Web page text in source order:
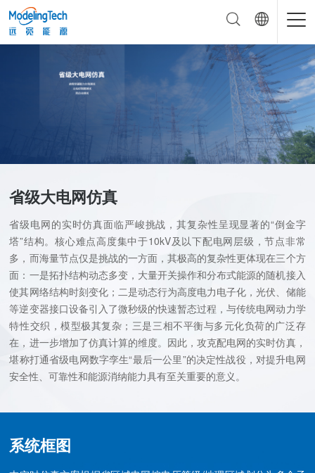
省级大电网仿真
省级电网的实时仿真面临严峻挑战，其复杂性呈现显著的“倒金字
塔”结构。核心难点高度集中于10kV及以下配电网层级，节点非常
多，而海量节点仅是挑战的一方面，其极高的复杂性更体现在三个方
面：一是拓扑结构动态多变，大量开关操作和分布式能源的随机接入
使其网络结构时刻变化；二是动态行为高度电力电子化，光伏、储能
等逆变器接口设备引入了微秒级的快速暂态过程，与传统电网动力学
特性交织，模型极其复杂；三是三相不平衡与多元化负荷的广泛存
在，进一步增加了仿真计算的维度。因此，攻克配电网的实时仿真，
堪称打通省级电网数字孪生“最后一公里”的决定性战役，对提升电网
安全性、可靠性和能源消纳能力具有至关重要的意义。
系统框图